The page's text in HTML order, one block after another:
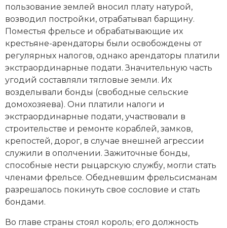
пользование землей вносил плату натурой,
возводил постройки, отрабатывал барщину.
Поместья фрельсе и обрабатывающие их
крестьяне-арендаторы были освобождены от
регулярных налогов, однако арендаторы платили
экстраординарные подати. Значительную часть
угодий составляли тягловые земли. Их
возделывали бонды (свободные сельские
домохозяева). Они платили налоги и
экстраординарные подати, участвовали в
строительстве и ремонте кораблей, замков,
крепостей, дорог, в случае внешней агрессии
служили в ополчении. Зажиточные бонды,
способные нести рыцарскую службу, могли стать
членами фрельсе. Обедневшим фрельсисманам
разрешалось покинуть свое сословие и стать
бондами.
Во главе страны стоял король; его должность